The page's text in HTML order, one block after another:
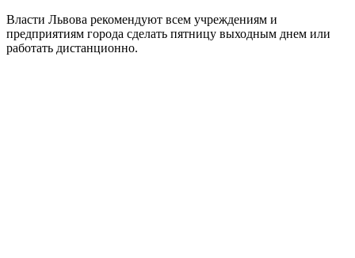
Власти Львова рекомендуют всем учреждениям и
предприятиям города сделать пятницу выходным днем или
работать дистанционно.